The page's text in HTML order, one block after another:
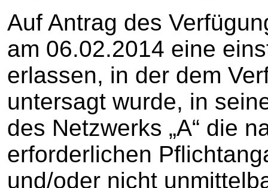
Auf Antrag des
am 06.02.2014 eine
erlassen, in der dem
untersagt wurde, in
des Netzwerks „A“ die
erforderlichen
und/oder nicht